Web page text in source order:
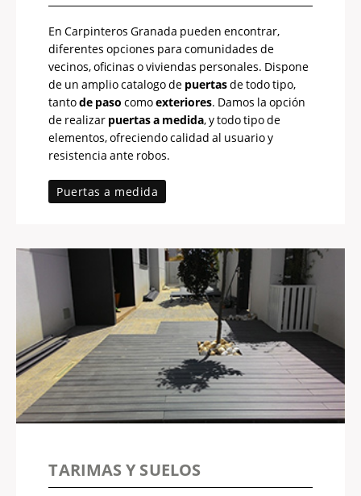
En Carpinteros Granada pueden encontrar,
diferentes opciones para comunidades de
vecinos, oficinas o viviendas personales. Dispone
de un amplio catalogo de puertasde todo tipo,
tantode paso comoexteriores. Damos la opción
de realizar puertas a medida, y todo tipo de
elementos, ofreciendo calidad al usuario y
resistencia ante robos.
Puertas a medida
TARIMAS Y SUELOS